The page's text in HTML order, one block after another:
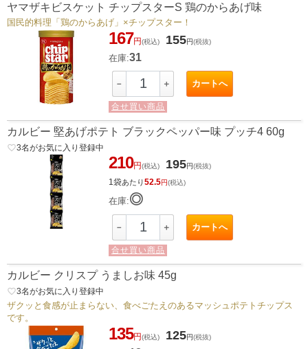
ヤマザキビスケット チップスターS 鶏のからあげ味
国民的料理「鶏のからあげ」×チップスター！
167円(税込) 155円(税抜)
在庫:31
－ ＋ カートへ
合せ買い商品
カルビー 堅あげポテト ブラックペッパー味 プッチ4 60g
favorite_border3名がお気に入り登録中
210円(税込) 195円(税抜)
1袋あたり52.5円(税込)
在庫:◎
－ ＋ カートへ
合せ買い商品
カルビー クリスプ うましお味 45g
favorite_border3名がお気に入り登録中
ザクッと食感が止まらない、食べごたえのあるマッシュポテトチップス
です。
135円(税込) 125円(税抜)